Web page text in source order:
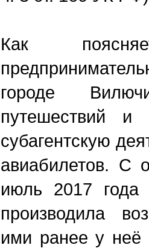
Как
городе
путешествий и
субагентскую
авиабилетов. С
июль 2017 года
производила
ими ранее у неё